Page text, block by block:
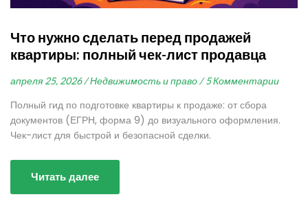
Что нужно сделать перед продажей
квартиры: полный чек-лист продавца
апреля 25, 2026 / Недвижимость и право / 5 Комментарии
Полный гид по подготовке квартиры к продаже: от сбора
документов (ЕГРН, форма 9) до визуального оформления.
Чек-лист для быстрой и безопасной сделки.
Читать далее